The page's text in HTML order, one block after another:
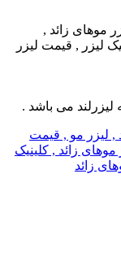
موهای زائد ,
لیزر , قیمت لیزر
می باشد .
, لیزر مو , قیمت
موهای زائد , کلینیک
زائد